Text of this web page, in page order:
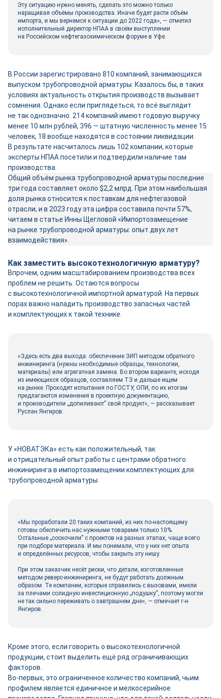
Эту ситуацию нужно менять, сделать это можно только
наращивая объёмы производства. Иначе будет расти объём
импорта, и мы вернемся к ситуации до 2022 года», — отметил
исполнительный директор НПАА в своём выступлении
на Российском нефтегазохимическом форуме в Уфе.
В России зарегистрировано 810 компаний, занимающихся
выпуском трубопроводной арматуры. Казалось бы, в таких
условиях актуальность открытия производств вызывает
сомнения. Однако если приглядеться, то всё выглядит
не так однозначно. 214 компаний имеют годовую выручку
менее 10 млн руб­лей, 396 — штатную численность менее 15
человек, 18 вообще находятся в состоянии ликвидации.
В результате насчиталось лишь 102 компании, которые
эксперты НПАА посетили и подтвердили наличие там
производства.
Общий объём рынка трубопроводной арматуры последние
три года составляет около $2,2 млрд. При этом наибольшая
доля рынка относится к поставкам для нефтегазовой
отрасли, и в 2023 году эта цифра составила почти 57%,
читаем в статье Инны Щегловой «Импортозамещение
на рынке трубопроводной арматуры: опыт двух лет
взаимодействия».
Как заместить высокотехнологичную арматуру?
Впрочем, одним масштабированием производства всех
проблем не решить. Остаются вопросы
с высокотехнологичной импортной арматурой. На первых
порах важно наладить производство запасных частей
и комплектующих к такой технике.
«Здесь есть два выхода: обеспечение ЗИП методом обратного
инжиниринга (нужны необходимые образцы, технологии,
материалы) или агрегатная замена. Во втором варианте, исходя
из имеющихся образцов, составляем ТЗ и дальше ищем
на рынке. Проходят испытания по ГОСТУ, ОПИ, по их итогам
предлагаются изменения в проектную документацию,
и производители „допиливают” свой продукт», — рассказывает
Руслан Янгиров.
У «НОВАТЭКа» есть как положительный, так
и отрицательный опыт работы с центрами обратного
инжиниринга в импортозамещении комплектующих для
трубопроводной арматуры.
«Мы проработали 20 таких компаний, из них по-настоящему
готовы обеспечить нас нужными товарами только 10%.
Остальные „соскочили” с проектов на разных этапах, чаще всего
при подборе материала. И мы понимали, что у них нет опыта
и определённых ресурсов, чтобы закрыть эту нишу.
При этом заказчик несёт риски, что детали, изготовленные
методом реверс-­инжиниринга, не будут работать должным
образом. Те компании, которые справились с вызовами, имели
за плечами солидную инвестиционную „подушку”, поэтому могли
не так сильно переживать о завтрашнем дне», — отмечает г-н
Янгиров.
Кроме этого, если говорить о высокотехнологичной
продукции, стоит выделить ещё ряд ограничивающих
факторов.
Во-первых, это ограниченное количество компаний, чьим
профилем является единичное и мелкосерийное